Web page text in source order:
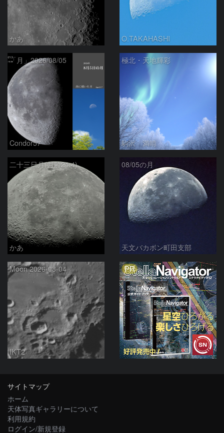
かあ O.TAKAHASHI
「月」2026/08/05
Condor57
極北・天地輝彩
駒沢 満晴
二十三日月(月齢21.4)
かあ
08/05の月
天文バカボン町田支部
Moon 2026-08-04
IKT2
PR
サイトマップ
ホーム
天体写真ギャラリーについて
利用規約
ログイン/新規登録